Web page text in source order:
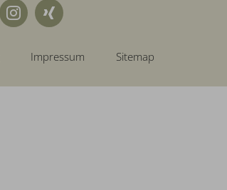
Impressum Sitemap